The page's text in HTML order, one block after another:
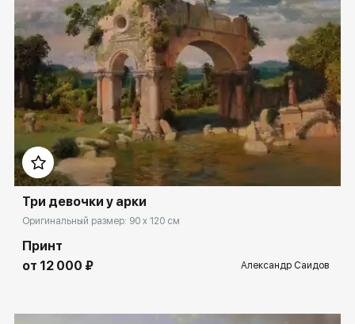
Домен: rakovgallery.ru
Три девочки у арки
Оригинальный размер: 90 x 120 см
Принт
от 12 000 ₽
Александр Саидов